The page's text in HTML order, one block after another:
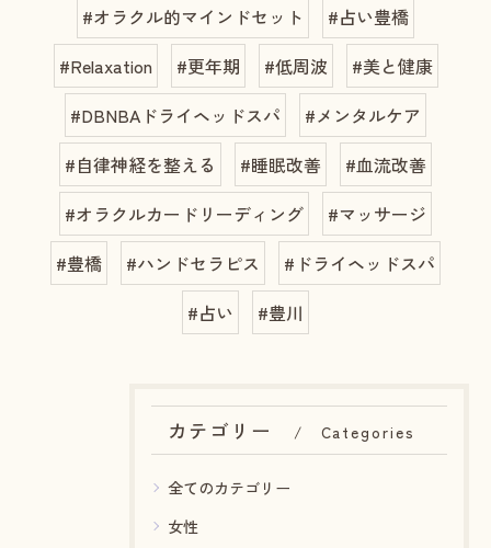
#オラクル的マインドセット
#占い豊橋
#Relaxation
#更年期 #低周波
#美と健康
#DBNBAドライヘッドスパ
#メンタルケア
#自律神経を整える
#睡眠改善
#血流改善
#オラクルカードリーディング
#マッサージ
#豊橋
#ハンドセラピス
#ドライヘッドスパ
#占い
#豊川
カテゴリー Categories
全てのカテゴリー
女性